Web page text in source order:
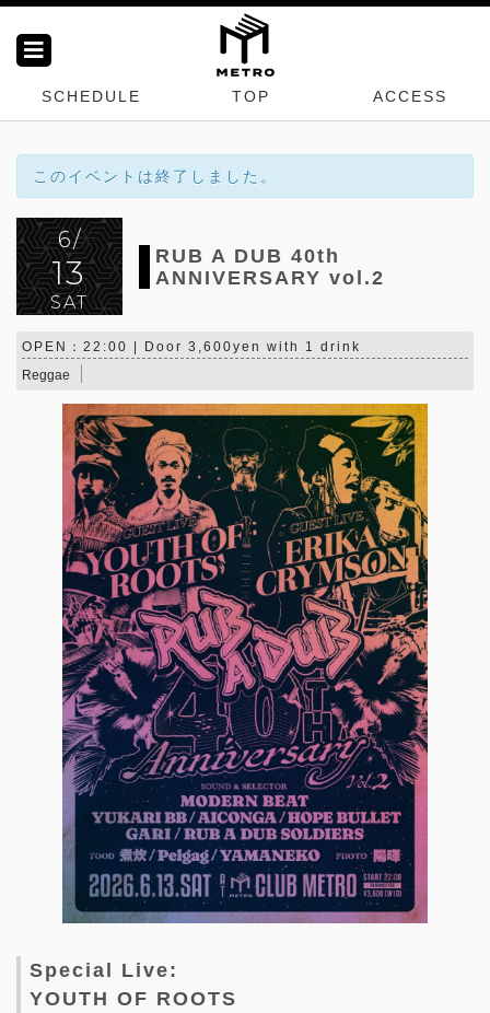
SCHEDULE TOP ACCESS
このイベントは終了しました。
6/
13
SAT
RUB A DUB 40th
ANNIVERSARY vol.2
OPEN：22:00 | Door 3,600yen with 1 drink
Reggae
Special Live:
YOUTH OF ROOTS